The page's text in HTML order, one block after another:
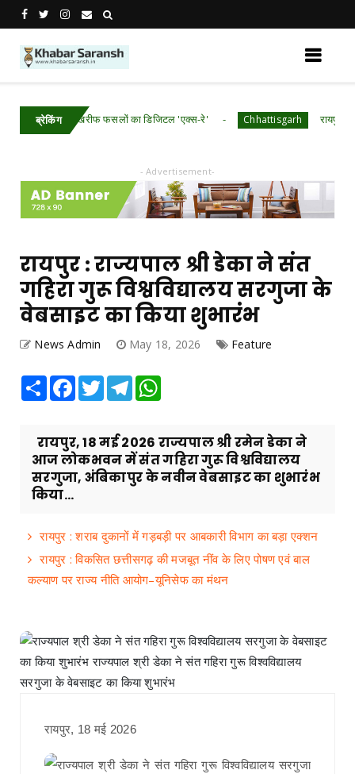
ब्रेकिंग
: ​छत्तीसगढ़ में खरीफ फसलों का डिजिटल 'एक्स-रे' Chhattisgarh रायपुर :
- Advertisement-
रायपुर : राज्यपाल श्री डेका ने संत
गहिरा गुरू विश्वविद्यालय सरगुजा के
वेबसाइट का किया शुभारंभ
News Admin May 18, 2026 Feature
Share Facebook
TwitterTelegram
रायपुर, 18 मई 2026 राज्यपाल श्री रमेन डेका ने
आज लोकभवन में संत गहिरा गुरू विश्वविद्यालय
सरगुजा, अंबिकापुर के नवीन वेबसाइट का शुभारंभ
किया...
रायपुर : शराब दुकानों में गड़बड़ी पर आबकारी विभाग का बड़ा एक्शन
रायपुर : विकसित छत्तीसगढ़ की मजबूत नींव के लिए पोषण एवं बाल
कल्याण पर राज्य नीति आयोग–यूनिसेफ का मंथन
रायपुर, 18 मई 2026